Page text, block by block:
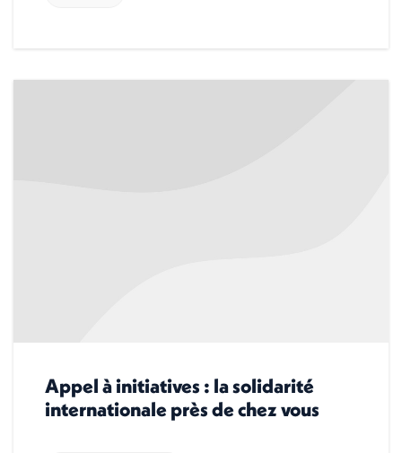
Appel à initiatives : la solidarité
internationale près de chez vous